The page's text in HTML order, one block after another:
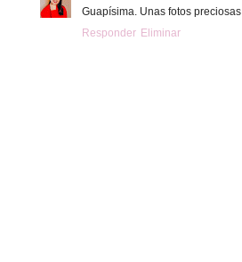
Guapísima. Unas fotos preciosas
Responder Eliminar